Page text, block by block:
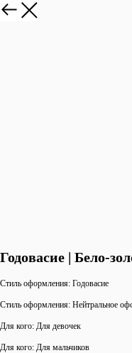
Годовасие | Бело-
Стиль оформления: Годовасие
Стиль оформления: Нейтральное
Для кого: Для девочек
Для кого: Для мальчиков